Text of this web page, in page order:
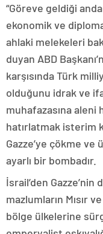
“Göreve geldiği
ekonomik ve
ahlaki melekeleri
duyan ABD
karşısında Türk
olduğunu idrak ve
muhafazasına aleni
hatırlatmak isterim
Gazze’ye çökme ve
ayarlı bir bombadır.
İsrail’den Gazze’nin
mazlumların Mısır
bölge ülkelerine